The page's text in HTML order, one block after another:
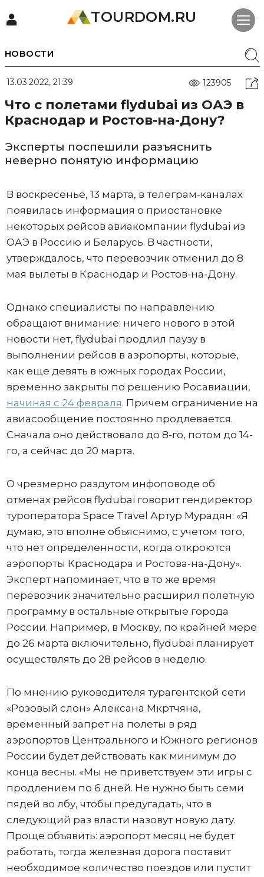
TOURDOM.RU
НОВОСТИ
13.03.2022, 21:39 123905
Что с полетами flydubai из ОАЭ в
Краснодар и Ростов-на-Дону?
Эксперты поспешили разъяснить
неверно понятую информацию
В воскресенье, 13 марта, в телеграм-каналах
появилась информация о приостановке
некоторых рейсов авиакомпании flydubai из
ОАЭ в Россию и Беларусь. В частности,
утверждалось, что перевозчик отменил до 8
мая вылеты в Краснодар и Ростов-на-Дону.
Однако специалисты по направлению
обращают внимание: ничего нового в этой
новости нет, flydubai продлил паузу в
выполнении рейсов в аэропорты, которые,
как еще девять в южных городах России,
временно закрыты по решению Росавиации,
начиная с 24 февраля. Причем ограничение на
авиасообщение постоянно продлевается.
Сначала оно действовало до 8-го, потом до 14-
го, а сейчас до 20 марта.
О чрезмерно раздутом инфоповоде об
отменах рейсов flydubai говорит гендиректор
туроператора Space Travel Артур Мурадян: «Я
думаю, это вполне объяснимо, с учетом того,
что нет определенности, когда откроются
аэропорты Краснодара и Ростова-на-Дону».
Эксперт напоминает, что в то же время
перевозчик значительно расширил полетную
программу в остальные открытые города
России. Например, в Москву, по крайней мере
до 26 марта включительно, flydubai планирует
осуществлять до 28 рейсов в неделю.
По мнению руководителя турагентской сети
«Розовый слон» Алексана Мкртчяна,
временный запрет на полеты в ряд
аэропортов Центрального и Южного регионов
России будет действовать как минимум до
конца весны. «Мы не приветствуем эти игры с
продлением по 6 дней. Не нужно быть семи
пядей во лбу, чтобы предугадать, что в
следующий раз власти назовут новую дату.
Проще объявить: аэропорт месяц не будет
работать, тогда железная дорога поставит
необходимое количество поездов или пустит